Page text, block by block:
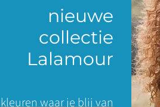
nieuwe
collectie
Lalamour
kleuren waar je blij van